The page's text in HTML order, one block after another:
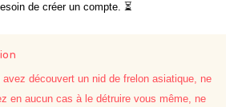
de créer un compte. ⏳
découvert un nid de frelon asiatique, ne
en aucun cas à le détruire vous même, ne